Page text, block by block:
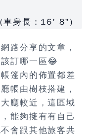
車身長：16' 8")
路分享的文章，
訂哪一區😂
篷內的佈置都差
帳由樹枝搭建，
廳較近，這區域
能夠擁有有自己
會跟其他旅客共